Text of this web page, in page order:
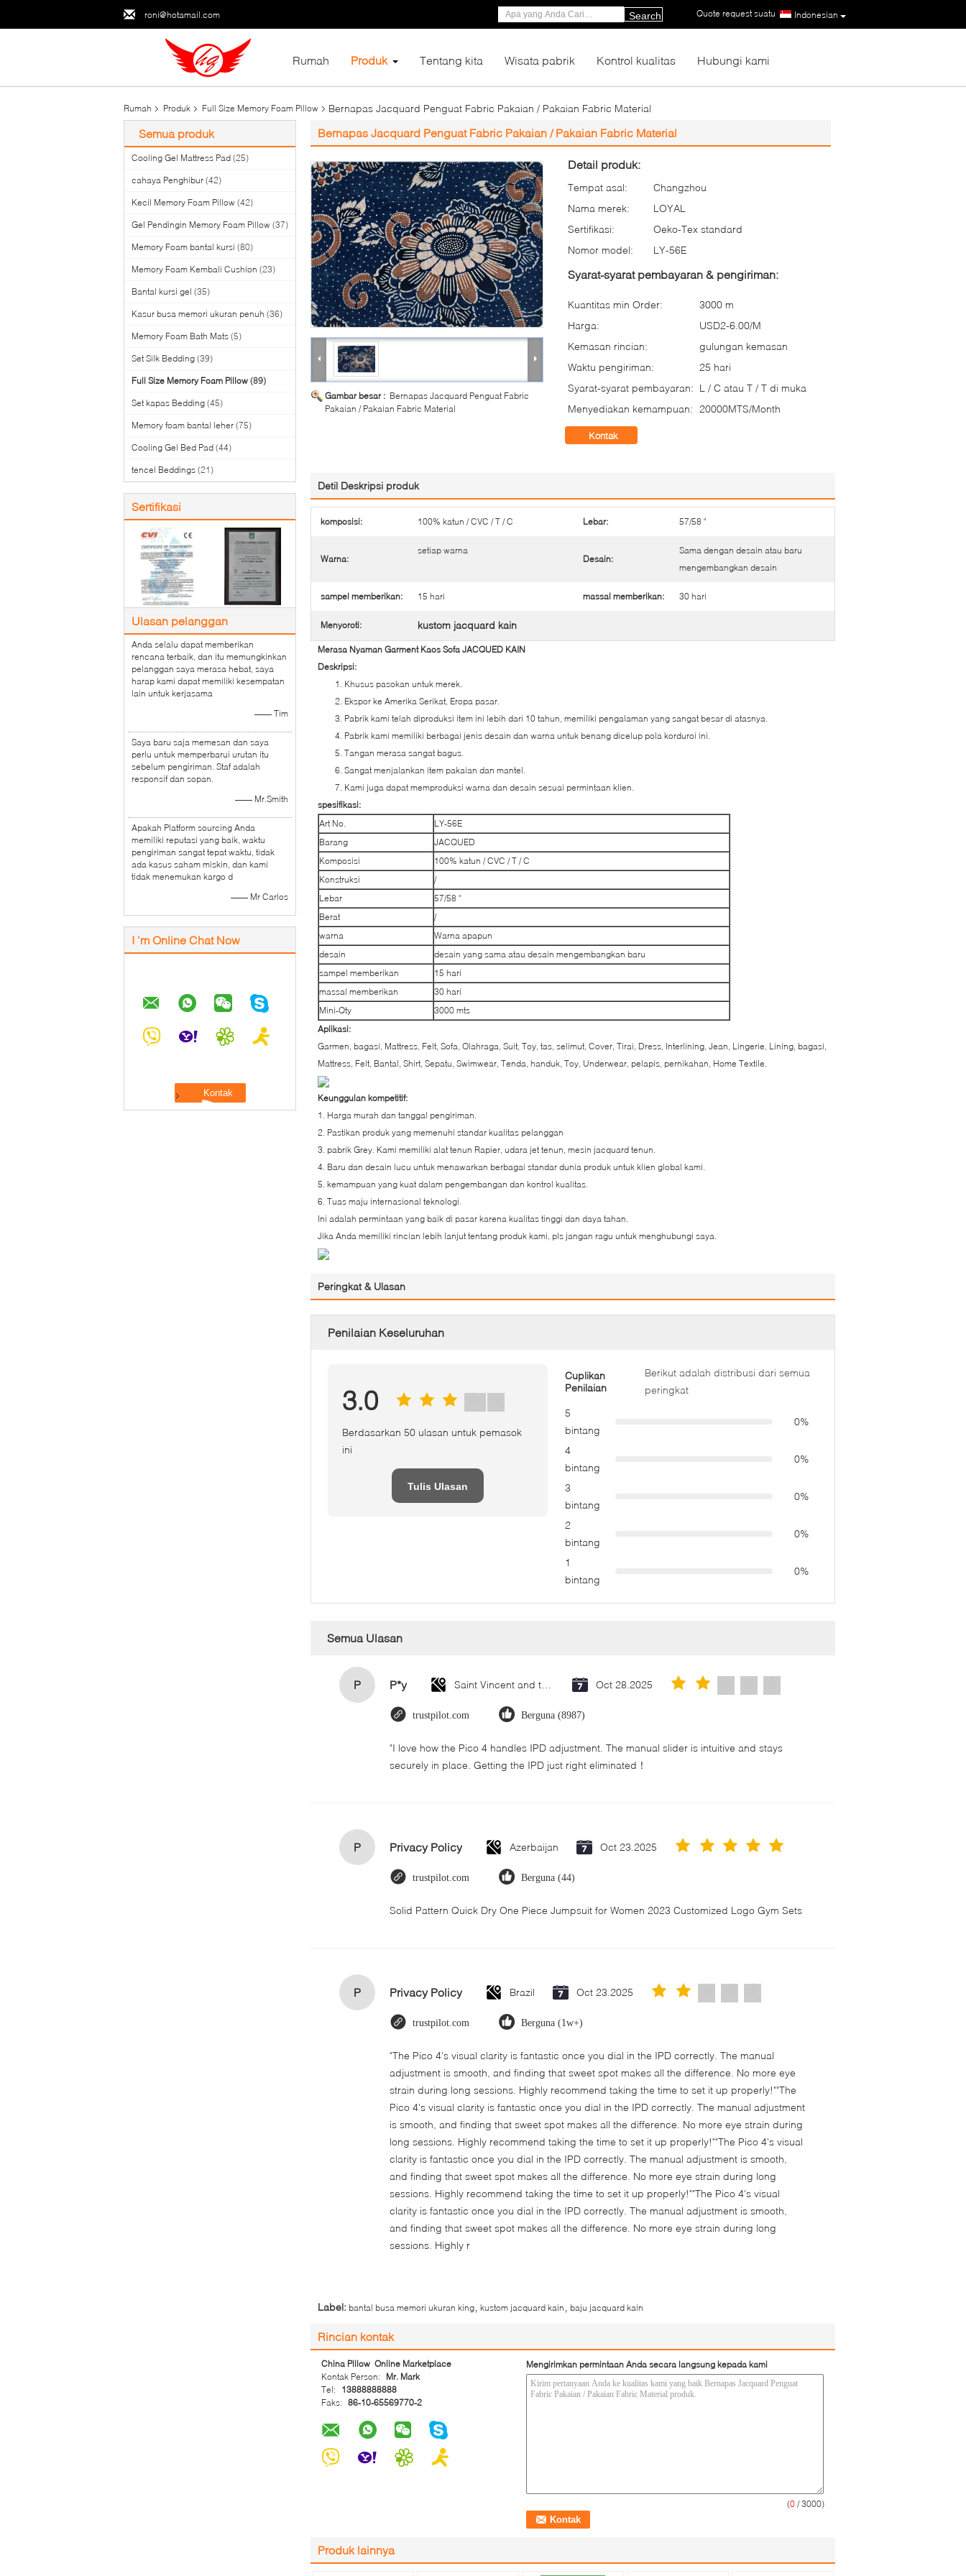
roni@hotamail.com Indonesian
Quote request suatu |
Search
Rumah Produk Tentang kita Wisata pabrik Kontrol kualitas Hubungi kami
Rumah Produk Full Size Memory Foam Pillow Bernapas Jacquard Penguat Fabric Pakaian / Pakaian Fabric Material
Semua produk
Cooling Gel Mattress Pad (25)
cahaya Penghibur (42)
Kecil Memory Foam Pillow (42)
Gel Pendingin Memory Foam Pillow (37)
Memory Foam bantal kursi (80)
Memory Foam Kembali Cushion (23)
Bantal kursi gel (35)
Kasur busa memori ukuran penuh (36)
Memory Foam Bath Mats (5)
Set Silk Bedding (39)
Full Size Memory Foam Pillow (89)
Set kapas Bedding (45)
Memory foam bantal leher (75)
Cooling Gel Bed Pad (44)
tencel Beddings (21)
Sertifikasi
Ulasan pelanggan
Anda selalu dapat memberikan
rencana terbaik, dan itu memungkinkan
pelanggan saya merasa hebat, saya
harap kami dapat memiliki kesempatan
lain untuk kerjasama
—— Tim
Saya baru saja memesan dan saya
perlu untuk memperbarui urutan itu
sebelum pengiriman. Staf adalah
responsif dan sopan.
—— Mr.Smith
Apakah Platform sourcing Anda
memiliki reputasi yang baik, waktu
pengiriman sangat tepat waktu, tidak
ada kasus saham miskin, dan kami
tidak menemukan kargo d
—— Mr Carlos
I 'm Online Chat Now
Bernapas Jacquard Penguat Fabric Pakaian / Pakaian Fabric Material
Gambar besar : Bernapas Jacquard Penguat Fabric
Pakaian / Pakaian Fabric Material
Detail produk:
Tempat asal:
Changzhou
Nama merek:
LOYAL
Sertifikasi:
Oeko-Tex standard
Nomor model:
LY-56E
Syarat-syarat pembayaran & pengiriman:
Kuantitas min Order:
3000 m
Harga:
USD2-6.00/M
Kemasan rincian:
gulungan kemasan
Waktu pengiriman:
25 hari
Syarat-syarat pembayaran: L / C atau T / T di muka
Menyediakan kemampuan:
20000MTS/Month
Kontak
Detil Deskripsi produk
komposisi: 100% katun / CVC / T / C Lebar: 57/58 "
Warna:
setiap warna
Desain:
Sama dengan desain atau baru
mengembangkan desain
sampel memberikan: 15 hari massal memberikan: 30 hari
Menyoroti: kustom jacquard kain
Merasa Nyaman Garment Kaos Sofa JACQUED KAIN
Deskripsi:
1. Khusus pasokan untuk merek.
2. Ekspor ke Amerika Serikat, Eropa pasar.
3. Pabrik kami telah diproduksi item ini lebih dari 10 tahun, memiliki pengalaman yang sangat besar di atasnya.
4. Pabrik kami memiliki berbagai jenis desain dan warna untuk benang dicelup pola korduroi ini.
5. Tangan merasa sangat bagus.
6. Sangat menjalankan item pakaian dan mantel.
7. Kami juga dapat memproduksi warna dan desain sesuai permintaan klien.
spesifikasi:
Art No.
LY-56E
Barang
JACQUED
Komposisi
100% katun / CVC / T / C
Konstruksi
/
Lebar
57/58 "
Berat
/
warna
Warna apapun
desain
desain yang sama atau desain mengembangkan baru
sampel memberikan
15 hari
massal memberikan
30 hari
Mini-Qty
3000 mts
Aplikasi:
Garmen, bagasi, Mattress, Felt, Sofa, Olahraga, Suit, Toy, tas, selimut, Cover, Tirai, Dress, Interlining, Jean, Lingerie, Lining, bagasi,
Mattress, Felt, Bantal, Shirt, Sepatu, Swimwear, Tenda, handuk, Toy, Underwear, pelapis, pernikahan, Home Textile.
Keunggulan kompetitif:
1. Harga murah dan tanggal pengiriman.
2. Pastikan produk yang memenuhi standar kualitas pelanggan
3. pabrik Grey. Kami memiliki alat tenun Rapier, udara jet tenun, mesin jacquard tenun.
4. Baru dan desain lucu untuk menawarkan berbagai standar dunia produk untuk klien global kami.
5. kemampuan yang kuat dalam pengembangan dan kontrol kualitas.
6. Tuas maju internasional teknologi.
Ini adalah permintaan yang baik di pasar karena kualitas tinggi dan daya tahan.
Jika Anda memiliki rincian lebih lanjut tentang produk kami, pls jangan ragu untuk menghubungi saya.
Peringkat & Ulasan
Penilaian Keseluruhan
3.0
Berdasarkan 50 ulasan untuk pemasok
ini
Tulis Ulasan
Cuplikan
Penilaian
Berikut adalah distribusi dari semua
peringkat
5
bintang
0%
4
bintang
0%
3
bintang
0%
2
bintang
0%
1
bintang
0%
Semua Ulasan
P P*y Oct 28.2025
trustpilot.com Berguna (8987)
"I love how the Pico 4 handles IPD adjustment. The manual slider is intuitive and stays
securely in place. Getting the IPD just right eliminated！
P Privacy Policy Azerbaijan Oct 23.2025
trustpilot.com Berguna (44)
Solid Pattern Quick Dry One Piece Jumpsuit for Women 2023 Customized Logo Gym Sets
P Privacy Policy Brazil Oct 23.2025
trustpilot.com Berguna (1w+)
"The Pico 4's visual clarity is fantastic once you dial in the IPD correctly. The manual
adjustment is smooth, and finding that sweet spot makes all the difference. No more eye
strain during long sessions. Highly recommend taking the time to set it up properly!""The
Pico 4's visual clarity is fantastic once you dial in the IPD correctly. The manual adjustment
is smooth, and finding that sweet spot makes all the difference. No more eye strain during
long sessions. Highly recommend taking the time to set it up properly!""The Pico 4's visual
clarity is fantastic once you dial in the IPD correctly. The manual adjustment is smooth,
and finding that sweet spot makes all the difference. No more eye strain during long
sessions. Highly recommend taking the time to set it up properly!""The Pico 4's visual
clarity is fantastic once you dial in the IPD correctly. The manual adjustment is smooth,
and finding that sweet spot makes all the difference. No more eye strain during long
sessions. Highly r
Label: bantal busa memori ukuran king kustom jacquard kain baju jacquard kain
Rincian kontak
China Pillow Online Marketplace
Kontak Person:
Mr. Mark
Tel:
13888888888
Faks: 86-10-65569770-2
Mengirimkan permintaan Anda secara langsung kepada kami
(0 / 3000)
Produk lainnya